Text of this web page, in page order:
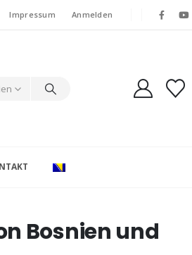
Impressum Anmelden
Bosnien und